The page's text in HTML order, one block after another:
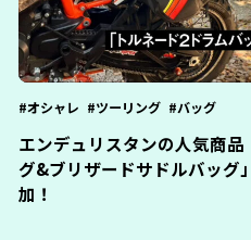
オシャレ ツーリング バッグ
エンデュリスタンの人気商
グ&ブリザードサドルバッグ
加！